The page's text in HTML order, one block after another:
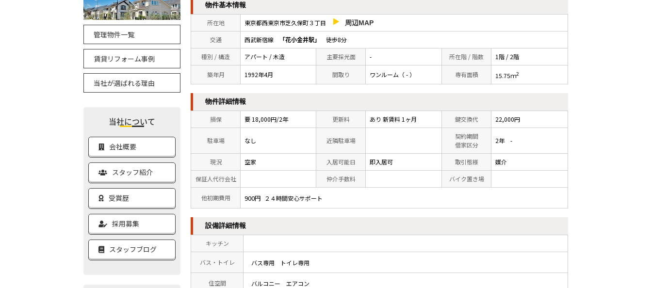
物件基本情報
所在地 東京都西東京市芝久保町３丁目 周辺MAP
交通 西武新宿線 「花小金井駅」 徒歩8分
種別 / 構造 アパート / 木造 主要採光面 - 所在階 / 階数 1階 / 2階
築年月 1992年4月 間取り ワンルーム（ - ） 専有面積 15.75ｍ2
物件詳細情報
損保 要 18,000円/2年 更新料 あり 新賃料 1ヶ月 鍵交換代 22,000円
駐車場 なし 近隣駐車場
契約期間
借家区分
2年 -
現況 空家 入居可能日 即入居可 取引態様 媒介
保証人代行会社 仲介手数料 バイク置き場
他初期費用 900円 ２４時間安心サポート
設備詳細情報
キッチン
バス・トイレ バス専用 トイレ専用
住空間 バルコニー エアコン
管理物件一覧
賃貸リフォーム事例
当社が選ばれる理由
当社について
会社概要
スタッフ紹介
受賞歴
採用募集
スタッフブログ